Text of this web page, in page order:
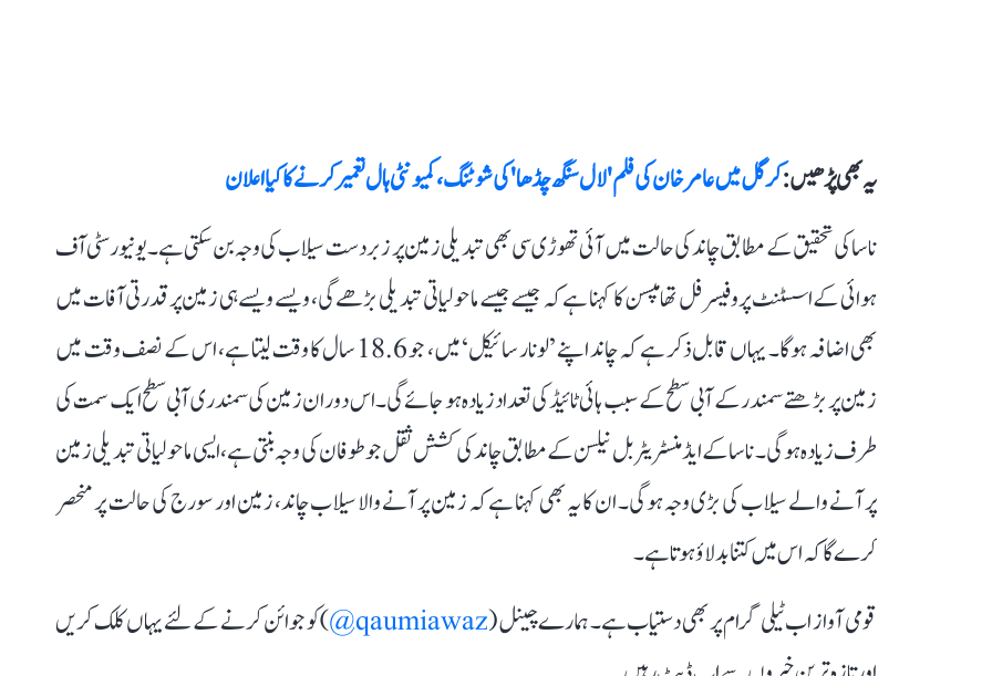
یہ بھی پڑھیں :کرگل میں عامر خان کی فلم 'لال سنگھ چڈھا' کی شوٹنگ، کمیونٹی ہال تعمیر کرنے کا کیا اعلان
ناسا کی تحقیق کے مطابق چاند کی حالت میں آئی تھوڑی سی بھی تبدیلی زمین پر زبردست سیلاب کی وجہ بن سکتی ہے۔ یونیورسٹی آف
ہوائی کے اسسٹنٹ پروفیسر فل تھامپسن کا کہنا ہے کہ جیسے جیسے ماحولیاتی تبدیلی بڑھے گی، ویسے ویسے ہی زمین پر قدرتی آفات میں
بھی اضافہ ہوگا۔ یہاں قابل ذکر ہے کہ چاند اپنے ’لونار سائیکل‘ میں، جو 18.6 سال کا وقت لیتا ہے، اس کے نصف وقت میں
زمین پر بڑھتے سمندر کے آبی سطح کے سبب ہائی ٹائیڈ کی تعداد زیادہ ہو جائے گی۔ اس دوران زمین کی سمندری آبی سطح ایک سمت کی
طرف زیادہ ہوگی۔ ناسا کے ایڈمنسٹریٹر بل نیلسن کے مطابق چاند کی کشش ثقل جو طوفان کی وجہ بنتی ہے، ایسی ماحولیاتی تبدیلی زمین
پر آنے والے سیلاب کی بڑی وجہ ہوگی۔ ان کا یہ بھی کہنا ہے کہ زمین پر آنے والا سیلاب چاند، زمین اور سورج کی حالت پر منحصر
کرے گا کہ اس میں کتنا بدلاؤ ہوتا ہے۔
قومی آواز اب ٹیلی گرام پر بھی دستیاب ہے۔ ہمارے چینل (qaumiawaz@
) کو جوائن کرنے کے لئے یہاں کلک کریں